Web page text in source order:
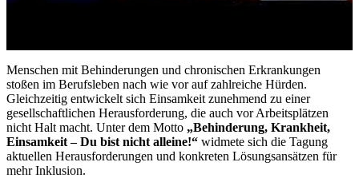
Menschen mit Behinderungen und chronischen Erkrankungen
stoßen im Berufsleben nach wie vor auf zahlreiche Hürden.
Gleichzeitig entwickelt sich Einsamkeit zunehmend zu einer
gesellschaftlichen Herausforderung, die auch vor Arbeitsplätzen
nicht Halt macht. Unter dem Motto „Behinderung, Krankheit,
Einsamkeit – Du bist nicht alleine!“ widmete sich die Tagung
aktuellen Herausforderungen und konkreten Lösungsansätzen für
mehr Inklusion.